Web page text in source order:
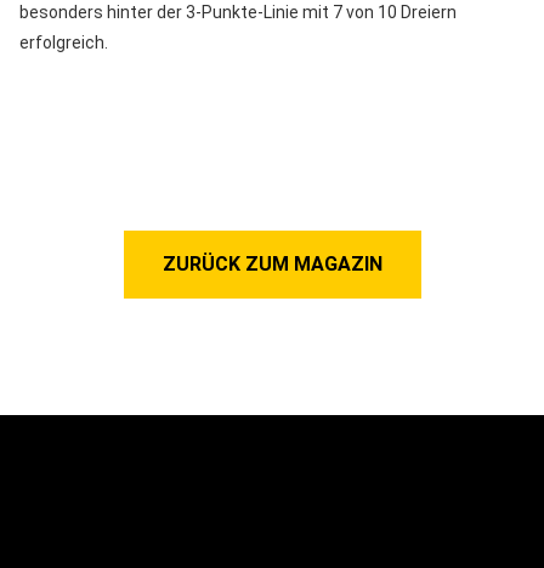
besonders hinter der 3-Punkte-Linie mit 7 von 10 Dreiern
erfolgreich.
ZURÜCK ZUM MAGAZIN